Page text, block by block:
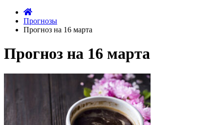
Прогнозы
Прогноз на 16 марта
Прогноз на 16 марта